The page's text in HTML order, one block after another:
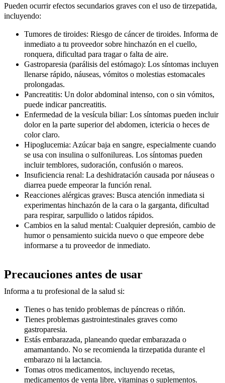
Pueden ocurrir efectos secundarios graves con el uso de tirzepatida,
incluyendo:
Tumores de tiroides: Riesgo de cáncer de tiroides. Informa de
inmediato a tu proveedor sobre hinchazón en el cuello,
ronquera, dificultad para tragar o falta de aire.
Gastroparesia (parálisis del estómago): Los síntomas incluyen
llenarse rápido, náuseas, vómitos o molestias estomacales
prolongadas.
Pancreatitis: Un dolor abdominal intenso, con o sin vómitos,
puede indicar pancreatitis.
Enfermedad de la vesícula biliar: Los síntomas pueden incluir
dolor en la parte superior del abdomen, ictericia o heces de
color claro.
Hipoglucemia: Azúcar baja en sangre, especialmente cuando
se usa con insulina o sulfonilureas. Los síntomas pueden
incluir temblores, sudoración, confusión o mareos.
Insuficiencia renal: La deshidratación causada por náuseas o
diarrea puede empeorar la función renal.
Reacciones alérgicas graves: Busca atención inmediata si
experimentas hinchazón de la cara o la garganta, dificultad
para respirar, sarpullido o latidos rápidos.
Cambios en la salud mental: Cualquier depresión, cambio de
humor o pensamiento suicida nuevo o que empeore debe
informarse a tu proveedor de inmediato.
Precauciones antes de usar
Informa a tu profesional de la salud si:
Tienes o has tenido problemas de páncreas o riñón.
Tienes problemas gastrointestinales graves como
gastroparesia.
Estás embarazada, planeando quedar embarazada o
amamantando. No se recomienda la tirzepatida durante el
embarazo ni la lactancia.
Tomas otros medicamentos, incluyendo recetas,
medicamentos de venta libre, vitaminas o suplementos.